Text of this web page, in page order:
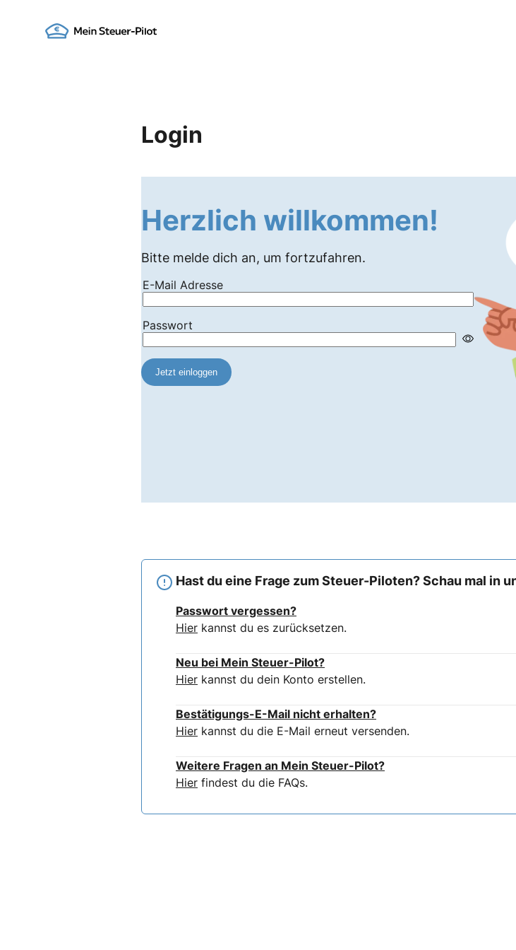
Go to landing page.
Login
Herzlich willkommen!
Bitte melde dich an, um fortzufahren.
Hast du eine Frage zum Steuer-Piloten? Schau mal in
Passwort vergessen?
Hier kannst du es zurücksetzen.
Neu bei Mein Steuer-Pilot?
Hier kannst du dein Konto erstellen.
Bestätigungs-E-Mail nicht erhalten?
Hier kannst du die E-Mail erneut versenden.
Weitere Fragen an Mein Steuer-Pilot?
Hier findest du die FAQs.